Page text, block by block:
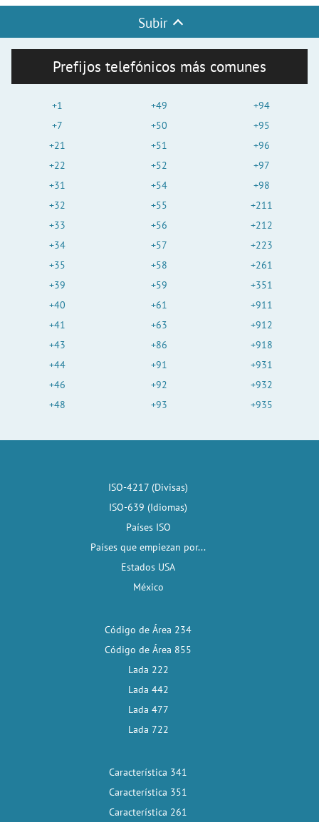
Subir
Prefijos telefónicos más comunes
+1
+7
+21
+22
+31
+32
+33
+34
+35
+39
+40
+41
+43
+44
+46
+48
+49
+50
+51
+52
+54
+55
+56
+57
+58
+59
+61
+63
+86
+91
+92
+93
+94
+95
+96
+97
+98
+211
+212
+223
+261
+351
+911
+912
+918
+931
+932
+935
ISO-4217 (Divisas)
ISO-639 (Idiomas)
Países ISO
Países que empiezan por...
Estados USA
México
Código de Área 234
Código de Área 855
Lada 222
Lada 442
Lada 477
Lada 722
Característica 341
Característica 351
Característica 261